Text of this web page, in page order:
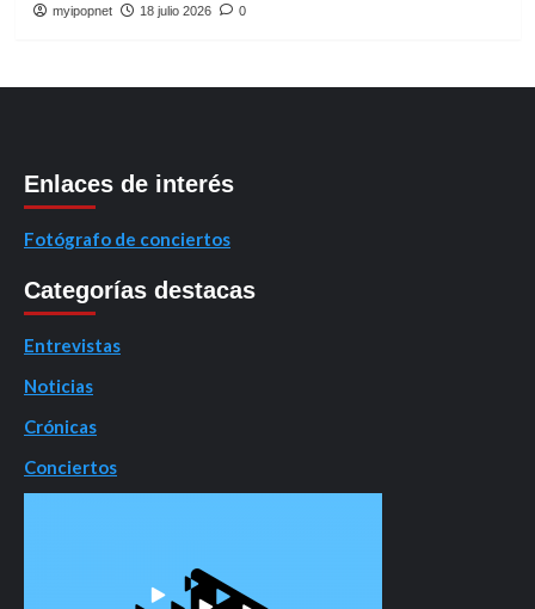
myipopnet 18 julio 2026 0
Enlaces de interés
Fotógrafo de conciertos
Categorías destacas
Entrevistas
Noticias
Crónicas
Conciertos